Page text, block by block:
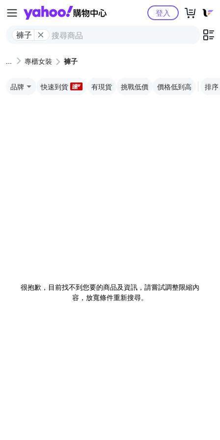
Yahoo購物中心
褲子
登入
專櫃女裝 褲子
品牌 快速到貨 有現貨 挑戰低價 價格低到高 排序
很抱歉，目前找不到您要的商品及資訊，請嘗試調整限縮內
容，放寬條件重新搜尋。